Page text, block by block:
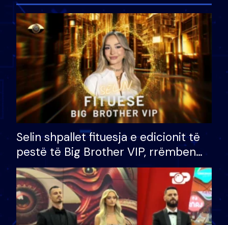
Selin shpallet fituesja e edicionit të
pestë të Big Brother VIP, rrëmben
çmimin e madh prej 100 mijë eurosh